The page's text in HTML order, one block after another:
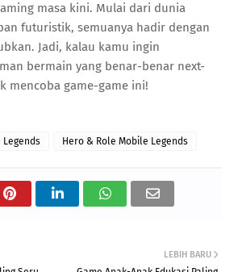
masa kini. Mulai dari dunia
futuristik, semuanya hadir dengan
Jadi, kalau kamu ingin
bermain yang benar-benar next-
mencoba game-game ini!
Legends Hero & Role Mobile Legends
LEBIH BARU